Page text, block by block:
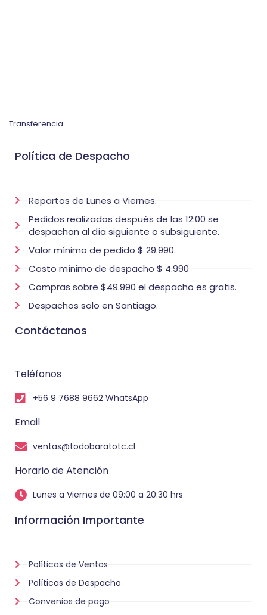
Transferencia.
Política de Despacho
Repartos de Lunes a Viernes.
Pedidos realizados después de las 12:00 se
despachan al día siguiente o subsiguiente.
Valor mínimo de pedido $ 29.990.
Costo mínimo de despacho $ 4.990
Compras sobre $49.990 el despacho es gratis.
Despachos solo en Santiago.
Contáctanos
Teléfonos
+56 9 7688 9662 WhatsApp
Email
ventas@todobaratotc.cl
Horario de Atención
Lunes a Viernes de 09:00 a 20:30 hrs
Información Importante
Políticas de Ventas
Políticas de Despacho
Convenios de pago